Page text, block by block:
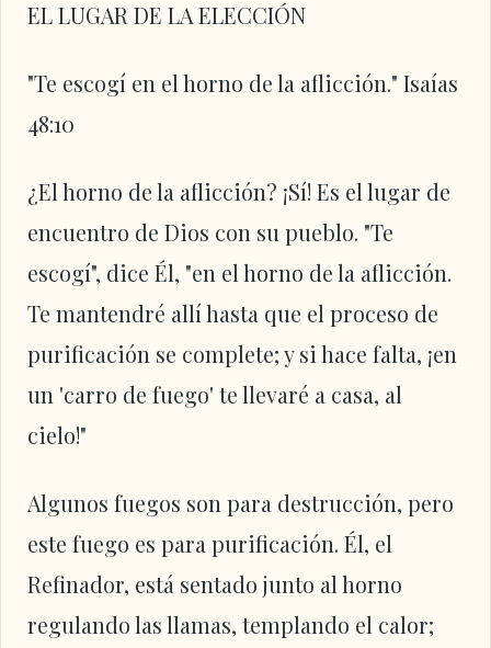
EL LUGAR DE LA ELECCIÓN
"Te escogí en el horno de la aflicción." Isaías
48:10
¿El horno de la aflicción? ¡Sí! Es el lugar de
encuentro de Dios con su pueblo. "Te
escogí", dice Él, "en el horno de la aflicción.
Te mantendré allí hasta que el proceso de
purificación se complete; y si hace falta, ¡en
un 'carro de fuego' te llevaré a casa, al
cielo!"
Algunos fuegos son para destrucción, pero
este fuego es para purificación. Él, el
Refinador, está sentado junto al horno
regulando las llamas, templando el calor;